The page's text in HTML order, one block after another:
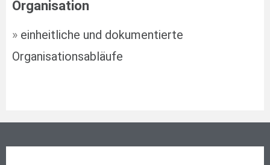
Organisation
» einheitliche und dokumentierte
Organisationsabläufe